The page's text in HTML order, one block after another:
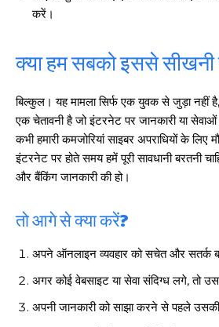
करें।
क्या हम सबको इससे सीखनी
बिल्कुल। यह मामला सिर्फ एक युवक से जुड़ा नहीं
एक चेतावनी है जो इंटरनेट पर जानकारी या
कभी हमारी कमजोरियां साइबर अपराधियों के लिए
इंटरनेट पर होते समय हमें पूरी सावधानी बरतनी
और बैंकिंग जानकारी की हो।
तो आगे से क्या करें?
अपने ऑनलाइन व्यवहार को सचेत और सतर्क
अगर कोई वेबसाइट या सेवा संदिग्ध लगे, तो
अपनी जानकारी को साझा करने से पहले